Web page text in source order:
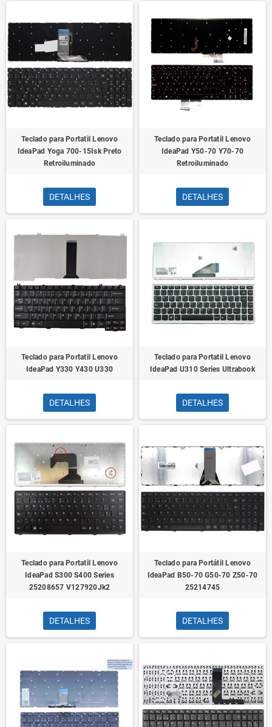
Teclado para Portatil Lenovo
IdeaPad Yoga 700-15Isk Preto
Retroiluminado
DETALHES
Teclado para Portatil Lenovo
IdeaPad Y50-70 Y70-70
Retroiluminado
DETALHES
Teclado para Portatil Lenovo
IdeaPad Y330 Y430 U330
DETALHES
Teclado para Portatil Lenovo
IdeaPad U310 Series Ultrabook
DETALHES
Teclado para Portatil Lenovo
IdeaPad S300 S400 Series
25208657 V127920Jk2
DETALHES
Teclado para Portátil Lenovo
IdeaPad B50-70 G50-70 Z50-70
25214745
DETALHES